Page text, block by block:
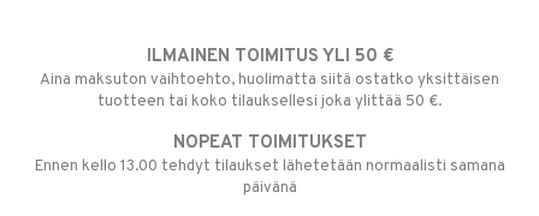
ILMAINEN TOIMITUS YLI 50 €
Aina maksuton vaihtoehto, huolimatta siitä ostatko yksittäisen
tuotteen tai koko tilauksellesi joka ylittää 50 €.
NOPEAT TOIMITUKSET
Ennen kello 13.00 tehdyt tilaukset lähetetään normaalisti samana
päivänä